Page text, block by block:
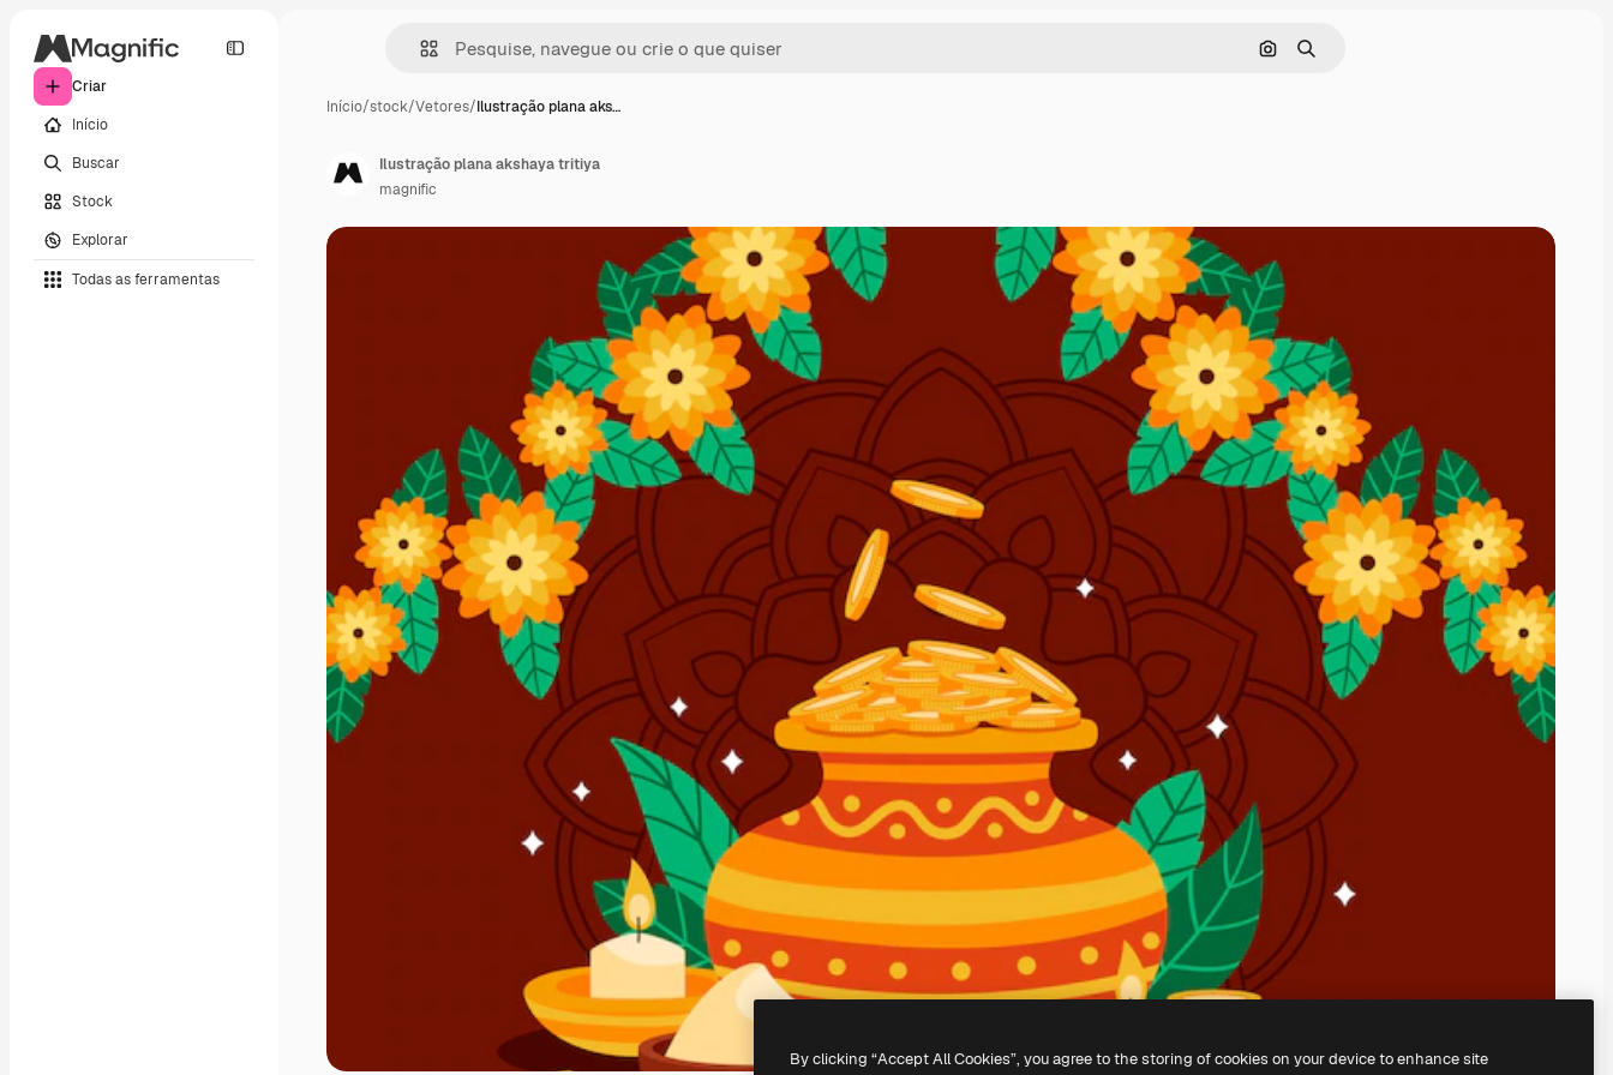
Criar
Início
Buscar
Stock
Explorar
Todas as ferramentas
Pesquisar por imagem
Buscar
Início/stock/Vetores/Ilustração plana aks…
Ilustração plana akshaya tritiya
magnific
By clicking “Accept All Cookies”, you agree to the storing of cookies on your device to enhance site